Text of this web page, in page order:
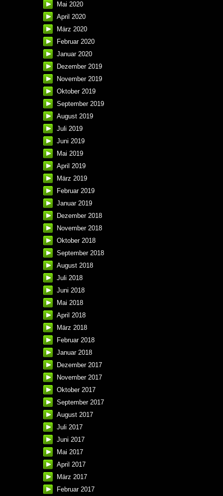
Mai 2020
April 2020
März 2020
Februar 2020
Januar 2020
Dezember 2019
November 2019
Oktober 2019
September 2019
August 2019
Juli 2019
Juni 2019
Mai 2019
April 2019
März 2019
Februar 2019
Januar 2019
Dezember 2018
November 2018
Oktober 2018
September 2018
August 2018
Juli 2018
Juni 2018
Mai 2018
April 2018
März 2018
Februar 2018
Januar 2018
Dezember 2017
November 2017
Oktober 2017
September 2017
August 2017
Juli 2017
Juni 2017
Mai 2017
April 2017
März 2017
Februar 2017